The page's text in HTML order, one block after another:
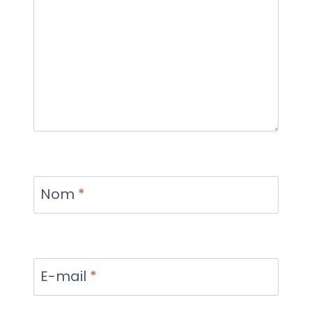
Nom *
E-mail *